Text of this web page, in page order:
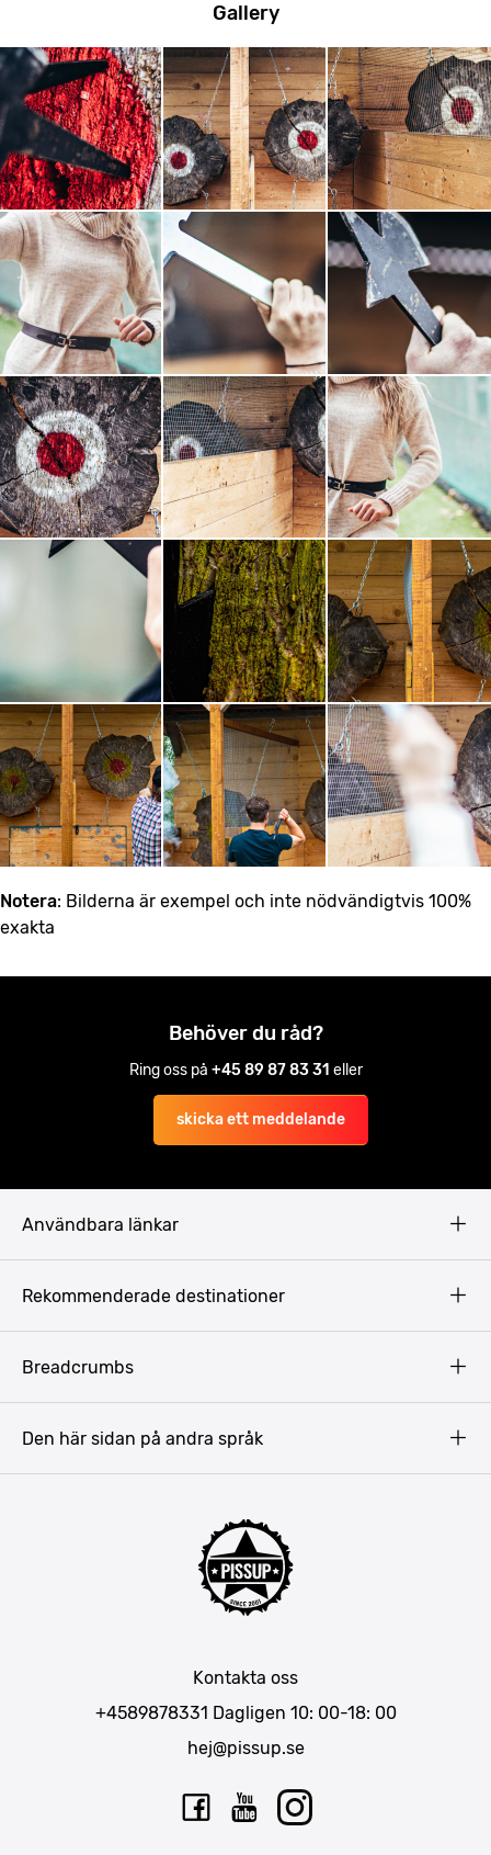
Gallery
Notera: Bilderna är exempel och inte nödvändigtvis 100%
exakta
Behöver du råd?
Ring oss på +45 89 87 83 31 eller
skicka ett meddelande
Användbara länkar
Rekommenderade destinationer
Breadcrumbs
Kontakta oss
+4589878331 Dagligen 10: 00-18: 00
hej@pissup.se
Den här sidan på andra språk